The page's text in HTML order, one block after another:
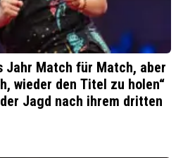
Jahr Match für Match, aber
wieder den Titel zu holen“
Jagd nach ihrem dritten